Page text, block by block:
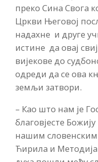
преко Сина Свога
Цркви Његовој
надахне и друге
истине да овај
вијекове до
одреди да се ова
земљи затвори.
– Као што нам је
благовјесте
нашим
Ћирила и